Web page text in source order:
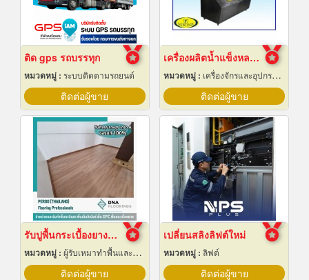
ติด gps รถบรรทุก
หมวดหมู่ : ระบบติดตามรถยนต์
ติดต่อผู้ขาย
เครื่องผลิตน้ำแข็งหลอด เชียงใหม่
หมวดหมู่ : เครื่องจักรและอุปกรณ์ผลิตน้ำแข็ง
ติดต่อผู้ขาย
รับปูพื้นกระเบื้องยางลายไม้
หมวดหมู่ : ผู้รับเหมาทำพื้นและทางเดิน
ติดต่อผู้ขาย
เปลี่ยนสลิงลิฟต์ใหม่
หมวดหมู่ : ลิฟต์
ติดต่อผู้ขาย